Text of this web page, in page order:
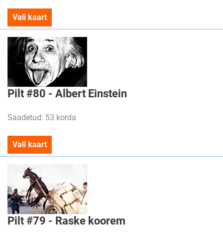
Vali kaart
Pilt #80 - Albert Einstein
Saadetud: 53 korda
Vali kaart
Pilt #79 - Raske koorem